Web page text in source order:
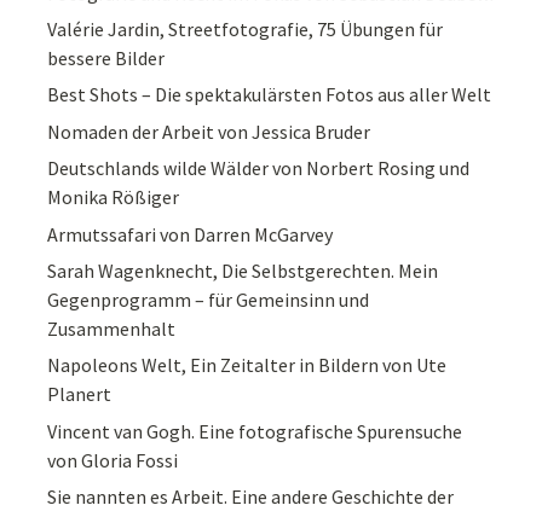
Valérie Jardin, Streetfotografie, 75 Übungen für
bessere Bilder
Best Shots – Die spektakulärsten Fotos aus aller Welt
Nomaden der Arbeit von Jessica Bruder
Deutschlands wilde Wälder von Norbert Rosing und
Monika Rößiger
Armutssafari von Darren McGarvey
Sarah Wagenknecht, Die Selbstgerechten. Mein
Gegenprogramm – für Gemeinsinn und
Zusammenhalt
Napoleons Welt, Ein Zeitalter in Bildern von Ute
Planert
Vincent van Gogh. Eine fotografische Spurensuche
von Gloria Fossi
Sie nannten es Arbeit. Eine andere Geschichte der